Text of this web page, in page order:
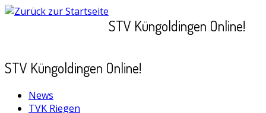
Zum
STV Küngoldingen Online!
STV Küngoldingen Online!
News
TVK Riegen